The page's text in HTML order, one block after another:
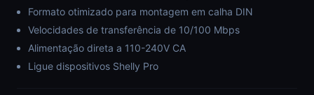
Formato otimizado para montagem em calha DIN
Velocidades de transferência de 10/100 Mbps
Alimentação direta a 110-240V CA
Ligue dispositivos Shelly Pro